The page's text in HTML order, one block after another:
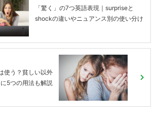
「驚く」の7つ英語表現｜surpriseと
shockの違いやニュアンス別の使い分け
使う？貧しい以外
5つの用法も解説